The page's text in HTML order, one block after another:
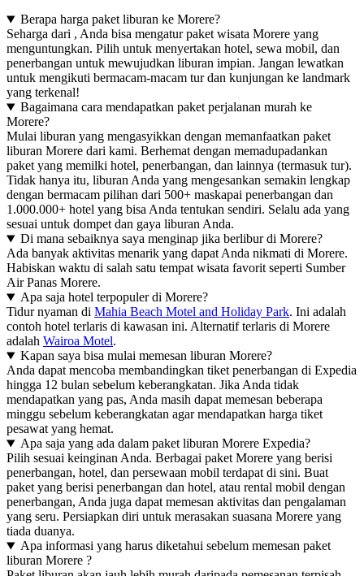
Berapa harga paket liburan ke Morere?
Seharga dari , Anda bisa mengatur paket wisata Morere yang
menguntungkan. Pilih untuk menyertakan hotel, sewa mobil, dan
penerbangan untuk mewujudkan liburan impian. Jangan lewatkan
untuk mengikuti bermacam-macam tur dan kunjungan ke landmark
yang terkenal!
Bagaimana cara mendapatkan paket perjalanan murah ke
Morere?
Mulai liburan yang mengasyikkan dengan memanfaatkan paket
liburan Morere dari kami. Berhemat dengan memadupadankan
paket yang memilki hotel, penerbangan, dan lainnya (termasuk tur).
Tidak hanya itu, liburan Anda yang mengesankan semakin lengkap
dengan bermacam pilihan dari 500+ maskapai penerbangan dan
1.000.000+ hotel yang bisa Anda tentukan sendiri. Selalu ada yang
sesuai untuk dompet dan gaya liburan Anda.
Di mana sebaiknya saya menginap jika berlibur di Morere?
Ada banyak aktivitas menarik yang dapat Anda nikmati di Morere.
Habiskan waktu di salah satu tempat wisata favorit seperti Sumber
Air Panas Morere.
Apa saja hotel terpopuler di Morere?
Tidur nyaman di Mahia Beach Motel and Holiday Park. Ini adalah
contoh hotel terlaris di kawasan ini. Alternatif terlaris di Morere
adalah Wairoa Motel.
Kapan saya bisa mulai memesan liburan Morere?
Anda dapat mencoba membandingkan tiket penerbangan di Expedia
hingga 12 bulan sebelum keberangkatan. Jika Anda tidak
mendapatkan yang pas, Anda masih dapat memesan beberapa
minggu sebelum keberangkatan agar mendapatkan harga tiket
pesawat yang hemat.
Apa saja yang ada dalam paket liburan Morere Expedia?
Pilih sesuai keinginan Anda. Berbagai paket Morere yang berisi
penerbangan, hotel, dan persewaan mobil terdapat di sini. Buat
paket yang berisi penerbangan dan hotel, atau rental mobil dengan
penerbangan, Anda juga dapat memesan aktivitas dan pengalaman
yang seru. Persiapkan diri untuk merasakan suasana Morere yang
tiada duanya.
Apa informasi yang harus diketahui sebelum memesan paket
liburan Morere ?